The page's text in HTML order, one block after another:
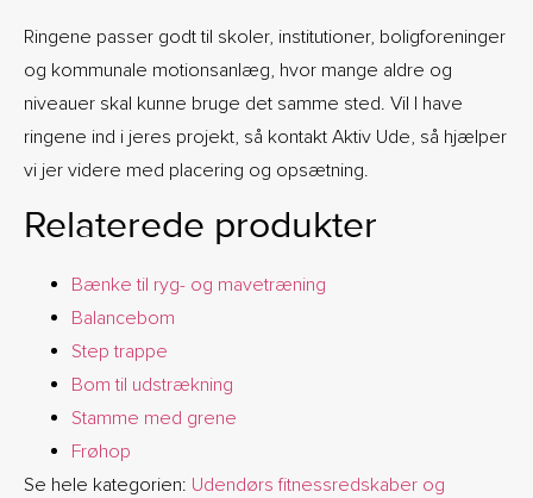
Ringene passer godt til skoler, institutioner, boligforeninger
og kommunale motionsanlæg, hvor mange aldre og
niveauer skal kunne bruge det samme sted. Vil I have
ringene ind i jeres projekt, så kontakt Aktiv Ude, så hjælper
vi jer videre med placering og opsætning.
Relaterede produkter
Bænke til ryg- og mavetræning
Balancebom
Step trappe
Bom til udstrækning
Stamme med grene
Frøhop
Se hele kategorien: Udendørs fitnessredskaber og